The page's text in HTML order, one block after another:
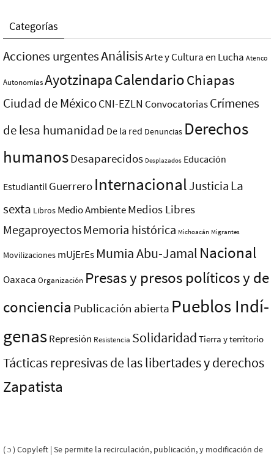
Categorías
Acciones urgentesAnálisisArte y Cultura en Lucha Atenco
AutonomíasAyotzinapaCalendarioChiapas
Ciudad de MéxicoCNI-EZLN ConvocatoriasCrímenes
de lesa humanidad De la red Denuncias Derechos
humanosDesaparecidos Desplazados Educación
Estudiantil Guerrero InternacionalJusticia La
sexta Libros Medio AmbienteMedios Libres
MegaproyectosMemoria histórica Michoacán Migrantes
Movilizaciones mUjErEs Mumia Abu-Jamal Nacional
Oaxaca Organización Presas y presos polí­ticos y de
conciencia Publicación abierta Pueblos Indí­
genasRepresión Resistencia Solidaridad Tierra y territorio
Tácticas represivas de las libertades y derechos
Zapatista
( ɔ ) Copyleft | Se permite la recirculación, publicación, y modificación de